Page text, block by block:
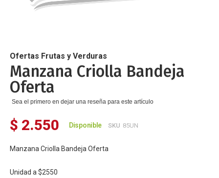
de
la
galería
de
imágenes
Ofertas Frutas y Verduras
Manzana Criolla Bandeja
Oferta
Sea el primero en dejar una reseña para este artículo
$ 2.550 Disponible SKU 85UN
Manzana Criolla Bandeja Oferta
Unidad a $2550